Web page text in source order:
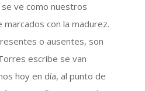
ve como nuestros
marcados con la madurez.
o ausentes, son
escribe se van
hoy en día, al punto de